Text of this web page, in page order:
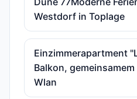
Westdorf in Toplage
Einzimmerapartment
Balkon,
Wlan